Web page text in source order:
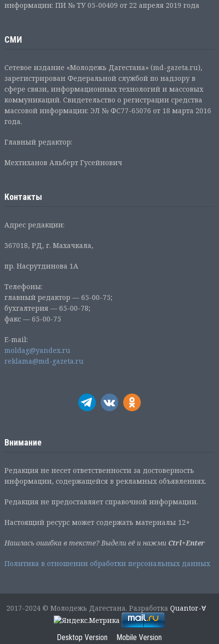
информации: ПИ № ТУ 05-00409 от 22 апреля 2019 года
СМИ
Сетевое издание «Молодежь Дагестана» (md-gazeta.ru),
зарегистрирован Федеральной службой по надзору в
сфере связи, информационных технологий и массовых
коммуникаций. Свидетельство о регистрации средства
массовой информации: ЭЛ № ФС77-65076 от 18 марта 2016
года.
Главный редактор:
Мехтиханов Альберт Гусейнович
Контакты
Адрес редакции:
367018, РД, г. Махачкала,
пр. Насрутдинова 1А
Телефоны:
главный редактор — 65-00-75;
бухгалтерия — 65-00-78;
факс — 65-00-75
E-mail:
moldag@yandex.ru
reklama@md-gazeta.ru
Внимание
Редакция не несет ответственности за достоверность
информации, содержащейся в рекламных объявлениях.
Редакция не предоставляет справочной информации.
Настоящий ресурс может содержать материалы 12+
Нашлась ошибка в тексте? Выдели её и нажми Ctrl+Enter
Политика в отношении обработки персональных данных
2017-2024 © Молодежь Дагестана. РазработкаQuantor-∀
Desktop Version Mobile Version